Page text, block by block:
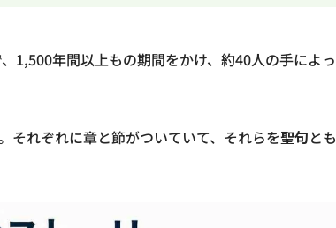
1,500年間以上もの期間をかけ、約40人の手によっ
それぞれに章と節がついていて、それらを聖句とも